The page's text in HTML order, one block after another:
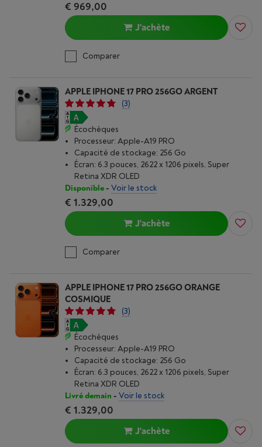
€ 969,00
J'achète
Comparer
APPLE IPHONE 17 PRO 256GO ARGENT
(3)
Écochèques
Processeur: Apple-A19 PRO
Capacité de stockage: 256 Go
Écran: 6.3 pouces, 2622 x 1206 pixels, Super
Retina XDR OLED
Disponible- Voir le stock
€ 1.329,00
J'achète
Comparer
APPLE IPHONE 17 PRO 256GO ORANGE
COSMIQUE
(3)
Écochèques
Processeur: Apple-A19 PRO
Capacité de stockage: 256 Go
Écran: 6.3 pouces, 2622 x 1206 pixels, Super
Retina XDR OLED
Livré demain - Voir le stock
€ 1.329,00
J'achète